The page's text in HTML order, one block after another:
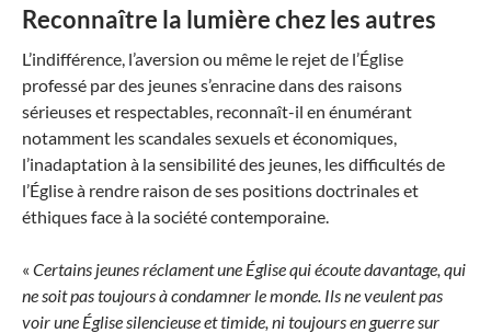
Reconnaître la lumière chez les autres
L’indifférence, l’aversion ou même le rejet de l’Église
professé par des jeunes s’enracine dans des raisons
sérieuses et respectables, reconnaît-il en énumérant
notamment les scandales sexuels et économiques,
l’inadaptation à la sensibilité des jeunes, les difficultés de
l’Église à rendre raison de ses positions doctrinales et
éthiques face à la société contemporaine.
« Certains jeunes réclament une Église qui écoute davantage, qui
ne soit pas toujours à condamner le monde. Ils ne veulent pas
voir une Église silencieuse et timide, ni toujours en guerre sur